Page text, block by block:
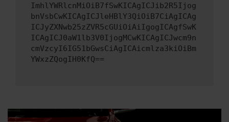
ImhlYWRlcnMiOiB7fSwKICAgICJib2R5Ijog
bnVsbCwKICAgICJleHBlY3QiOiB7CiAgICAg
ICJyZXNwb25zZVR5cGUiOiAiIgogICAgfSwK
ICAgICJ0aW1lb3V0IjogMCwKICAgICJwcm9n
cmVzcyI6IG51bGwsCiAgICAicmlza3kiOiBm
YWxzZQogIH0KfQ==